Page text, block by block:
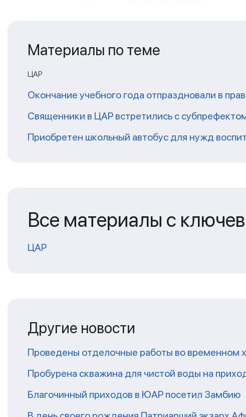
Материалы по теме
ЦАР
Окончание учебного года отпраздновали в
Священники в ЦАР встретились с
Приобретен школьный автобус для нужд
Все материалы с
ЦАР
Другие новости
Проведены отделочные работы во временном
Пробурена скважина для чистой воды на
Благочинный приходов в ЮАР посетил Замбию